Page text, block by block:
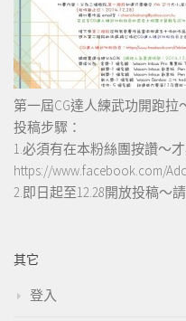
第一屆CG達人練武功開跑拉
投稿步驟：
1.必須有在本粉絲團按讚～
https://www.facebook.com/
2.即日起至12.28開放投稿～
其它
登入